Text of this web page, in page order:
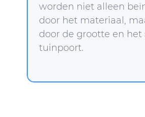
worden niet alleen
door het materiaal,
door de grootte en het
tuinpoort.